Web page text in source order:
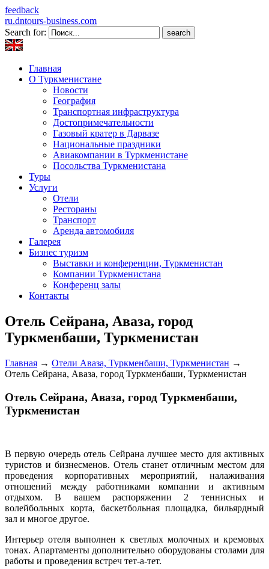
feedback
ru.dntours-business.com
Search for:
Главная
О Туркменистане
Новости
География
Транспортная инфраструктура
Достопримечательности
Газовый кратер в Дарвазе
Национальные праздники
Авиакомпании в Туркменистане
Посольства Туркменистана
Туры
Услуги
Отели
Рестораны
Транспорт
Аренда автомобиля
Галерея
Бизнес туризм
Выставки и конференции, Туркменистан
Компании Туркменистана
Конференц залы
Контакты
Отель Сейрана, Аваза, город
Туркменбаши, Туркменистан
Главная → Отели Аваза, Туркменбаши, Туркменистан →
Отель Сейрана, Аваза, город Туркменбаши, Туркменистан
Отель Сейрана, Аваза, город Туркменбаши,
Туркменистан
В первую очередь отель Сейрана лучшее место для активных
туристов и бизнесменов. Отель станет отличным местом для
проведения корпоративных мероприятий, налаживания
отношений между работниками компании и активным
отдыхом. В вашем распоряжении 2 теннисных и
волейбольных корта, баскетбольная площадка, бильярдный
зал и многое другое.
Интерьер отеля выполнен к светлых молочных и кремовых
тонах. Апартаменты дополнительно оборудованы столами для
работы и проведения встреч тет-а-тет.